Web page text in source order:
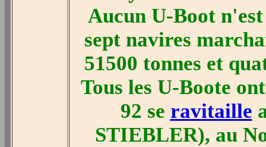
Aucun U-Boot
sept navires
51500 tonnes et
Tous les U-Boote
92 se ravitaille
STIEBLER), au